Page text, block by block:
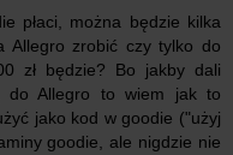
płaci, można będzie kilka
Allegro zrobić czy tylko do
zł będzie? Bo jakby dali
do Allegro to wiem jak to
jako kod w goodie ("użyj
goodie, ale nigdzie nie